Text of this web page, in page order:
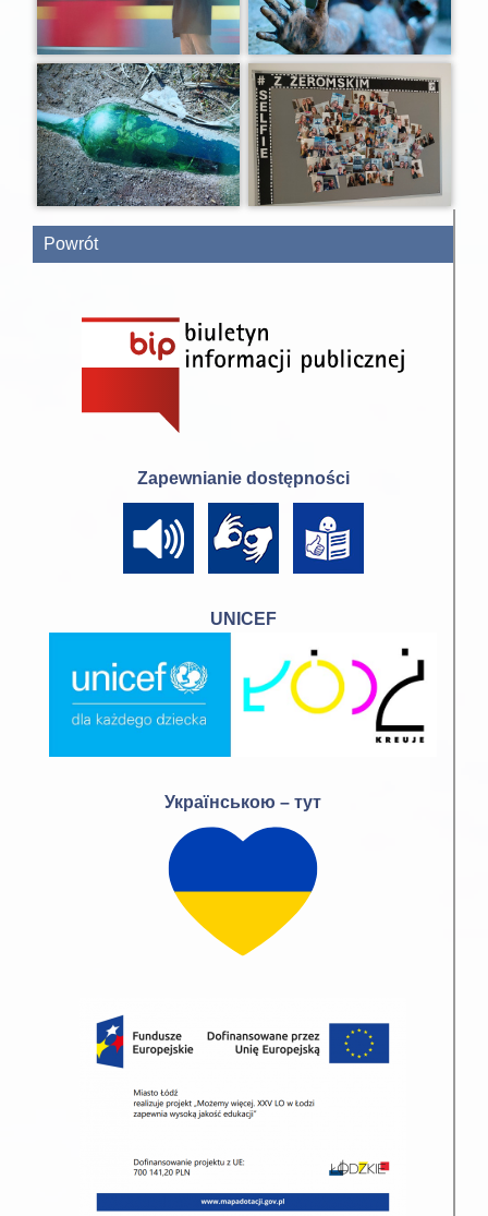
Powrót
Zapewnianie dostępności
UNICEF
Українською – тут